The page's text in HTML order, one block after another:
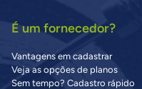
É um fornecedor?
Vantagens em cadastrar
Veja as opções de planos
Sem tempo? Cadastro rápido